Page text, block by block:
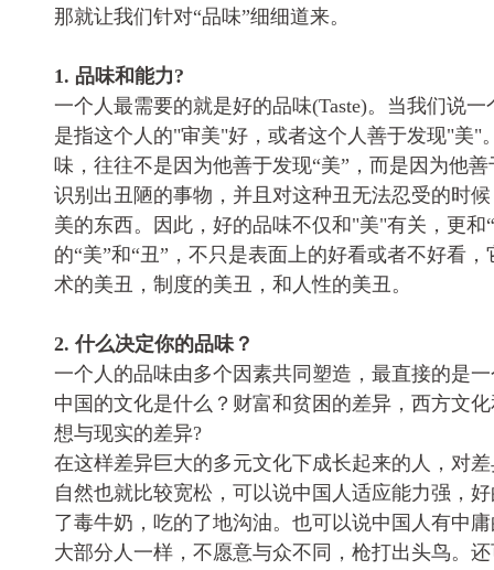
那就让我们针对“品味”细细道来。
1. 品味和能力?
一个人最需要的就是好的品味(Taste)。当我们说
是指这个人的"审美"好，或者这个人善于发现"美"
味，往往不是因为他善于发现“美”，而是因为他
识别出丑陋的事物，并且对这种丑无法忍受的时
美的东西。因此，好的品味不仅和"美"有关，更和
的“美”和“丑”，不只是表面上的好看或者不好看
术的美丑，制度的美丑，和人性的美丑。
2. 什么决定你的品味？
一个人的品味由多个因素共同塑造，最直接的是
中国的文化是什么？财富和贫困的差异，西方文
想与现实的差异?
在这样差异巨大的多元文化下成长起来的人，对
自然也就比较宽松，可以说中国人适应能力强，
了毒牛奶，吃的了地沟油。也可以说中国人有中
大部分人一样，不愿意与众不同，枪打出头鸟。